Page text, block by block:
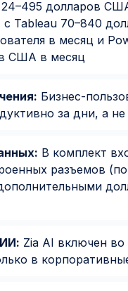
24–495 долларов
Tableau 70–840
в месяц и
США в месяц
Бизнес-
за дни, а
В комплект
разъемов (по
Zia AI включен во
в